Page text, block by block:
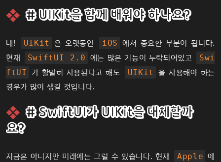
# UIKit을 함께 배워야 하나요?
네! UIKit 은 오랫동안 iOS 에서 중요한 부분이 됩니다.
현재
SwiftUI 2.0 에는 많은 기능이 누락되어있고
Swi
ftUI
가 활발히 사용된다고 해도 UIKit
을 사용해야 하는
경우가 많이 생길 것입니다.
# SwiftUI가 UIKit을 대체할까
요?
지금은 아니지만 미래에는 그럴 수 있습니다. 현재 Apple 에